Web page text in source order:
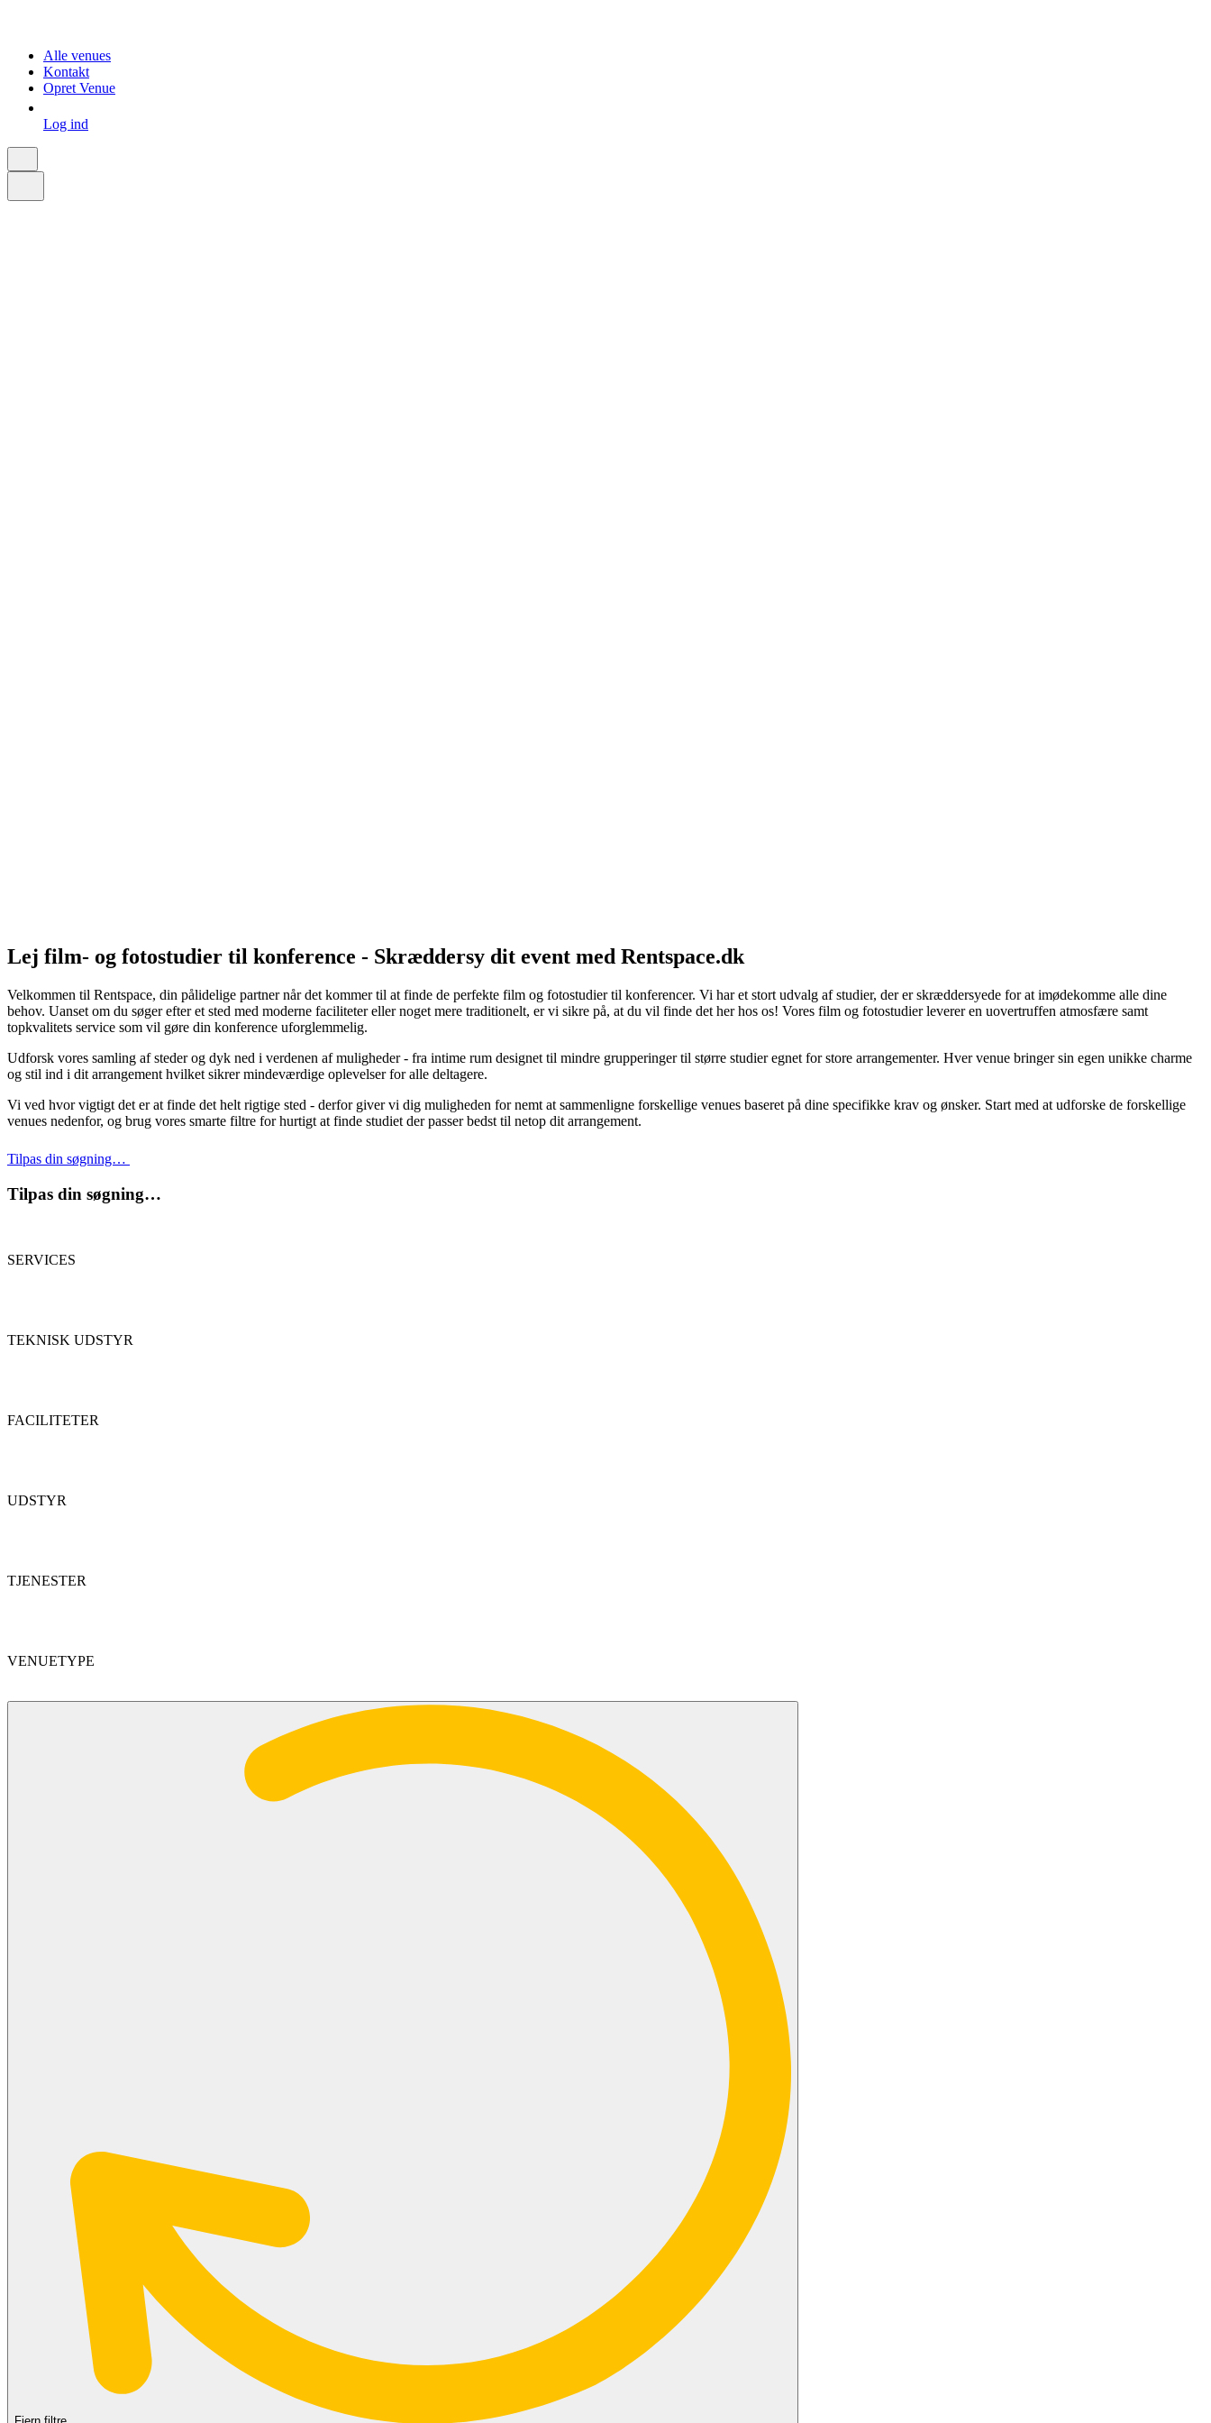
Alle venues
Kontakt
Opret Venue
Log ind
Lej film- og fotostudier til konference - Skræddersy dit event med Rentspace.dk
Velkommen til Rentspace, din pålidelige partner når det kommer til at finde de perfekte film og fotostudier til konferencer. Vi har et stort udvalg af studier, der er skræddersyede for at imødekomme alle dine
behov. Uanset om du søger efter et sted med moderne faciliteter eller noget mere traditionelt, er vi sikre på, at du vil finde det her hos os! Vores film og fotostudier leverer en uovertruffen atmosfære samt
topkvalitets service som vil gøre din konference uforglemmelig.
Udforsk vores samling af steder og dyk ned i verdenen af muligheder - fra intime rum designet til mindre grupperinger til større studier egnet for store arrangementer. Hver venue bringer sin egen unikke charme
og stil ind i dit arrangement hvilket sikrer mindeværdige oplevelser for alle deltagere.
Vi ved hvor vigtigt det er at finde det helt rigtige sted - derfor giver vi dig muligheden for nemt at sammenligne forskellige venues baseret på dine specifikke krav og ønsker. Start med at udforske de forskellige
venues nedenfor, og brug vores smarte filtre for hurtigt at finde studiet der passer bedst til netop dit arrangement.
Tilpas din søgning…
Tilpas din søgning…
SERVICES
TEKNISK UDSTYR
FACILITETER
UDSTYR
TJENESTER
VENUETYPE